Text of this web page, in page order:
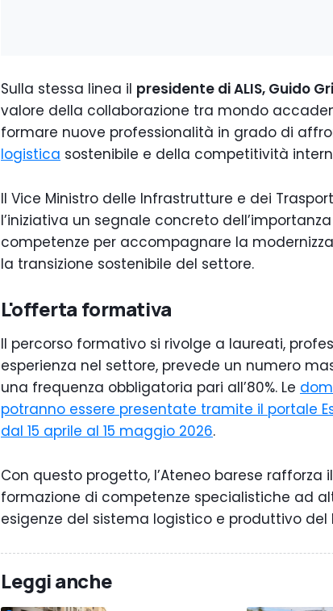
Sulla stessa linea il presidente di ALIS, Guido
valore della collaborazione tra mondo
formare nuove professionalità in grado di
logistica sostenibile e della competitività
Il Vice Ministro delle Infrastrutture e dei
l’iniziativa un segnale concreto
competenze per accompagnare la
la transizione sostenibile del settore.
L'offerta formativa
Il percorso formativo si rivolge a laureati,
esperienza nel settore, prevede un numero
una frequenza obbligatoria pari all’80%. Le
potranno essere presentate tramite il portale
dal 15 aprile al 15 maggio 2026.
Con questo progetto, l’Ateneo barese rafforza
formazione di competenze specialistiche ad
esigenze del sistema logistico e produttivo del
Leggi anche